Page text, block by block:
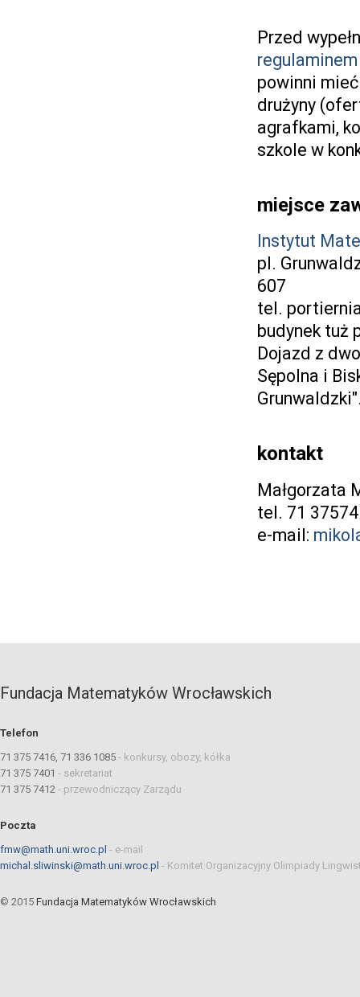
Przed
powinni
drużyny
agrafkami,
szkole w
miejsce
Instytut
pl.
607
tel.
budynek tuż
Dojazd z
Sępolna i
kontakt
Małgorzata
tel. 71
e-mail:
Fundacja Matematyków Wrocławskich
Telefon
71 375 7416, 71 336 1085 - konkursy, obozy, kółka
71 375 7401 - sekretariat
71 375 7412 - przewodniczący Zarządu
Poczta
fmw@math.uni.wroc.pl - e-mail
michal.sliwinski@math.uni.wroc.pl - Komitet Organizacyjny Olimpiady
© 2015 Fundacja Matematyków Wrocławskich